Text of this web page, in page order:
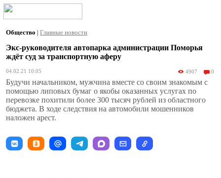
Общество | Главные новости
Экс-руководителя автопарка администрации Поморья
ждёт суд за транспортную аферу
04.02.21 10:05 4907 0
Будучи начальником, мужчина вместе со своим знакомым с
помощью липовых бумаг о якобы оказанных услугах по
перевозке похитили более 300 тысяч рублей из областного
бюджета. В ходе следствия на автомобили мошенников
наложен арест.